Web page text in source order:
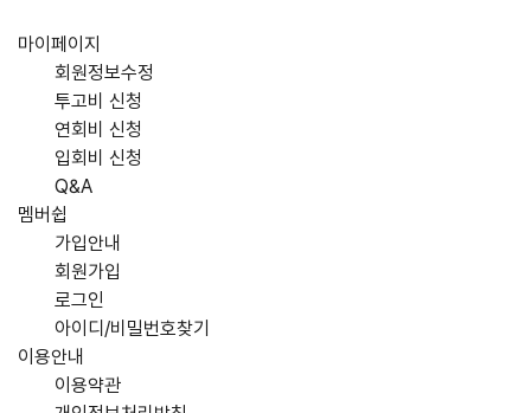
마이페이지
회원정보수정
투고비 신청
연회비 신청
입회비 신청
Q&A
멤버쉽
가입안내
회원가입
로그인
아이디/비밀번호찾기
이용안내
이용약관